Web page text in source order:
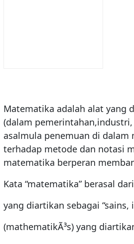
Matematika adalah alat yang
(dalam
asalmula penemuan di
terhadap metode dan notasi
matematika berperan
Kata “matematika” berasal
yang diartikan sebagai
(mathematikÃ³s) yang